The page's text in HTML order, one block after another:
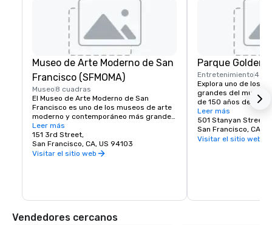
Museo de Arte Moderno de San
Francisco (SFMOMA)
Museo 8 cuadras
El Museo de Arte Moderno de San
Francisco es uno de los museos de arte
moderno y contemporáneo más grandes
de los Estados Unidos y un próspero
centro cultural del Área de la Bahía.
Abarca siete pisos y tiene una cafetería
y una librería en el lugar. La colección
especiales.
Leer más
151 3rd Street,
San Francisco, CA, US 94103
Visitar el sitio web
Parque Golden
Entretenimiento4 mi
Explora uno de los
grandes del mundo.
de 150 años de
grande que el
de Nueva York y,
él está cerrado a los
lugar seguro para
Leer más
501 Stanyan Street
San Francisco, CA,
Visitar el sitio web
Vendedores cercanos